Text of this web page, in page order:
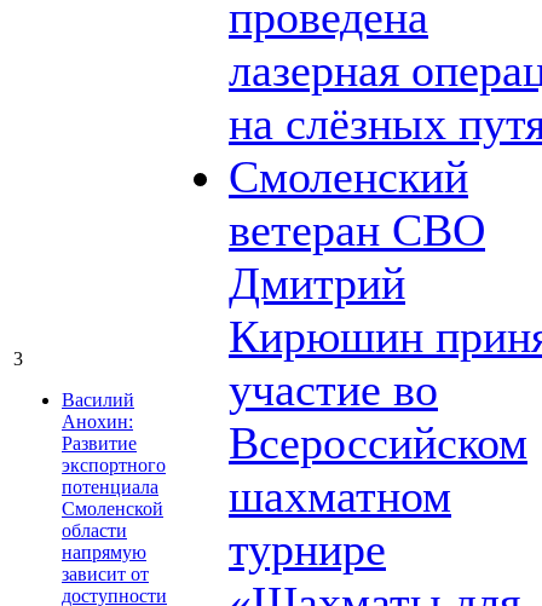
3
Василий
Анохин:
Развитие
экспортного
потенциала
Смоленской
области
напрямую
зависит от
доступности
проведена
лазерная
на слёзных
Смоленский
ветеран СВО
Дмитрий
Кирюшин
участие во
Всероссийском
шахматном
турнире